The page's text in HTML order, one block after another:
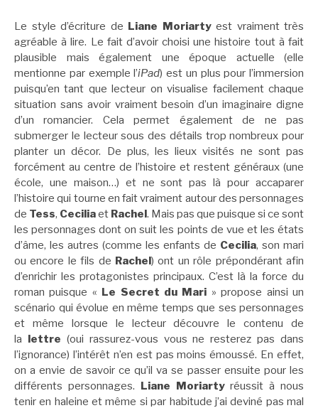
Le style d’écriture de Liane Moriartyest vraiment très
agréable à lire. Le fait d’avoir choisi une histoire tout à fait
plausible mais également une époque actuelle (elle
mentionne par exemple l’iPad) est un plus pour l’immersion
puisqu’en tant que lecteur on visualise facilement chaque
situation sans avoir vraiment besoin d’un imaginaire digne
d’un romancier. Cela permet également de ne pas
submerger le lecteur sous des détails trop nombreux pour
planter un décor. De plus, les lieux visités ne sont pas
forcément au centre de l’histoire et restent généraux (une
école, une maison…) et ne sont pas là pour accaparer
l’histoire qui tourne en fait vraiment autour des personnages
de Tess, Ceciliaet Rachel. Mais pas que puisque si ce sont
les personnages dont on suit les points de vue et les états
d’âme, les autres (comme les enfants de Cecilia, son mari
ou encore le fils de Rachel) ont un rôle prépondérant afin
d’enrichir les protagonistes principaux. C’est là la force du
roman puisque « Le Secret du Mari » propose ainsi un
scénario qui évolue en même temps que ses personnages
et même lorsque le lecteur découvre le contenu de
la lettre (oui rassurez-vous vous ne resterez pas dans
l’ignorance) l’intérêt n’en est pas moins émoussé. En effet,
on a envie de savoir ce qu’il va se passer ensuite pour les
différents personnages. Liane Moriartyréussit à nous
tenir en haleine et même si par habitude j’ai deviné pas mal